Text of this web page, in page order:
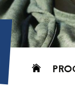
Aller